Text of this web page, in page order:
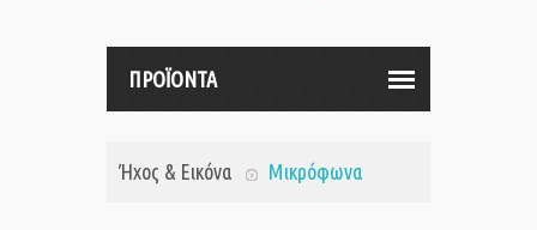
ΠΡΟΪΟΝΤΑ
Ήχος & Εικόνα Μικρόφωνα